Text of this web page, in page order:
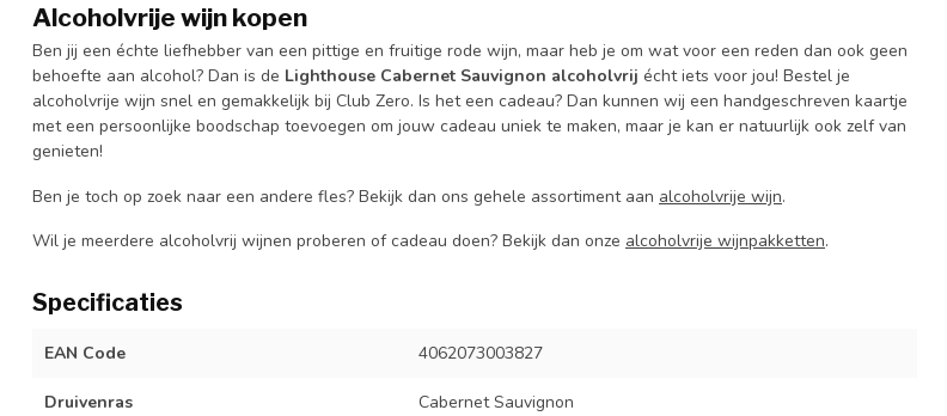
Alcoholvrije wijn kopen
Ben jij een échte liefhebber van een pittige en fruitige rode wijn, maar heb je om wat voor een reden dan ook geen
behoefte aan alcohol? Dan is de Lighthouse Cabernet Sauvignon alcoholvrij écht iets voor jou! Bestel je
alcoholvrije wijn snel en gemakkelijk bij Club Zero. Is het een cadeau? Dan kunnen wij een handgeschreven kaartje
met een persoonlijke boodschap toevoegen om jouw cadeau uniek te maken, maar je kan er natuurlijk ook zelf van
genieten!
Ben je toch op zoek naar een andere fles? Bekijk dan ons gehele assortiment aan alcoholvrije wijn.
Wil je meerdere alcoholvrij wijnen proberen of cadeau doen? Bekijk dan onze alcoholvrije wijnpakketten.
Specificaties
EAN Code 4062073003827
Druivenras Cabernet Sauvignon